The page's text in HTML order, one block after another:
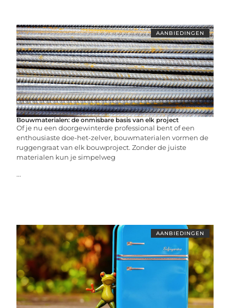
AANBIEDINGEN
Bouwmaterialen: de onmisbare basis van elk project
Of je nu een doorgewinterde professional bent of een
enthousiaste doe-het-zelver, bouwmaterialen vormen de
ruggengraat van elk bouwproject. Zonder de juiste
materialen kun je simpelweg
...
AANBIEDINGEN